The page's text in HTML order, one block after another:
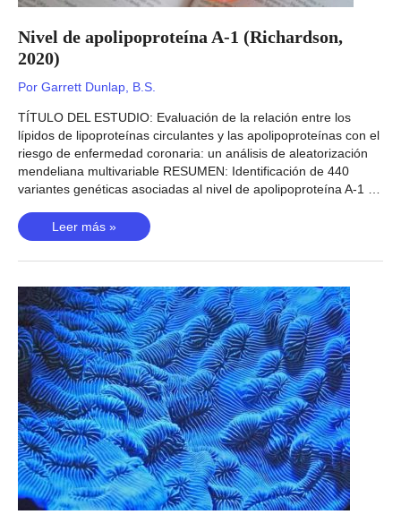
Nivel de apolipoproteína A-1 (Richardson,
2020)
Por Garrett Dunlap, B.S.
TÍTULO DEL ESTUDIO: Evaluación de la relación entre los
lípidos de lipoproteínas circulantes y las apolipoproteínas con el
riesgo de enfermedad coronaria: un análisis de aleatorización
mendeliana multivariable RESUMEN: Identificación de 440
variantes genéticas asociadas al nivel de apolipoproteína A-1 …
Nivel
de
apolipoproteína
1
(Richardson,
2020)
Leer más »